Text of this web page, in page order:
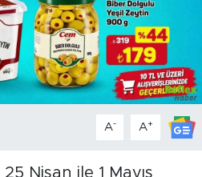
A- A+
Nisan ile 1 Mayıs